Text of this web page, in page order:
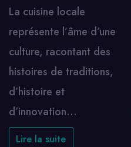
La cuisine locale
représente l’âme d’une
culture, racontant des
histoires de traditions,
d’histoire et
d’innovation…
Lire la suite